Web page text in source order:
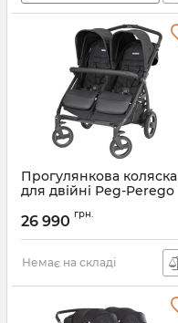
Прогулянкова коляска
для двійні Peg-Perego
Артикул: IP05280000GL93
26 990 грн.
Немає на складі